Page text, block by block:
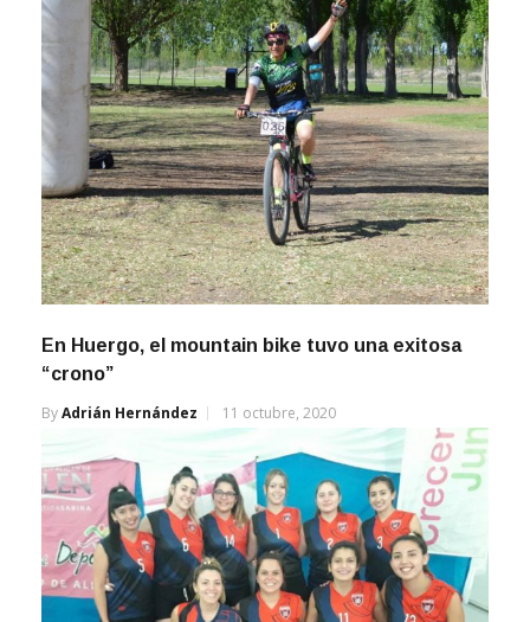
En Huergo, el mountain bike tuvo una exitosa
“crono”
ByAdrián Hernández 11 octubre, 2020